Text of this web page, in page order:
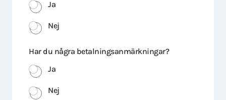
Ja
Nej
Har du några betalningsanmärkningar?
Ja
Nej